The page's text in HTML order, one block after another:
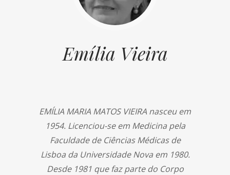
Emília Vieira
EMÍLIA MARIA MATOS VIEIRA nasceu em
1954. Licenciou-se em Medicina pela
Faculdade de Ciências Médicas de
Lisboa da Universidade Nova em 1980.
Desde 1981 que faz parte do Corpo